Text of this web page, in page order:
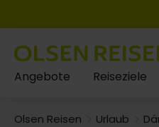
Angebote Reiseziele
Olsen Reisen Urlaub